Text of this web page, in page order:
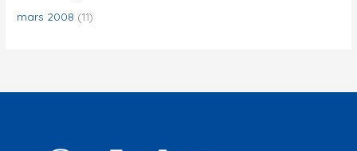
mars 2008 (11)